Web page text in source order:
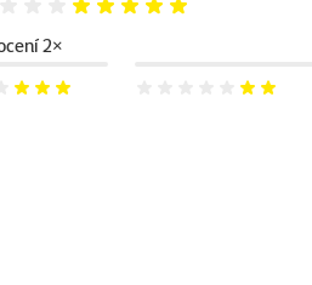
2×
Hodnocení 100%
Hodnocení 40%